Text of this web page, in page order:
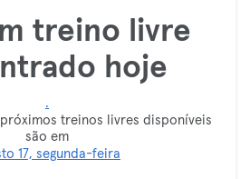
treino livre
hoje
.
treinos livres disponíveis
são em
17, segunda-feira